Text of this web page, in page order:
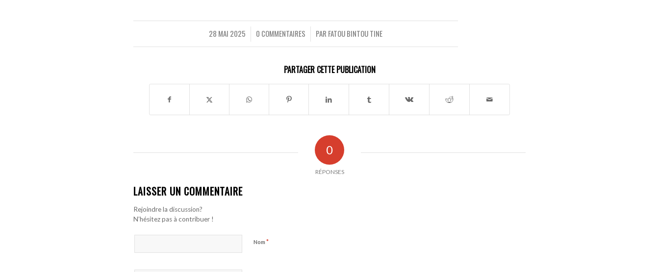
28 MAI 2025
/ 0 COMMENTAIRES
/ PAR FATOU BINTOU TINE
PARTAGER CETTE PUBLICATION
0
RÉPONSES
LAISSER UN COMMENTAIRE
Rejoindre la discussion?
N’hésitez pas à contribuer !
Nom *